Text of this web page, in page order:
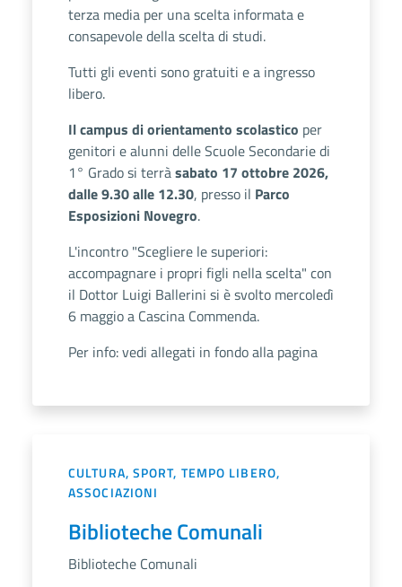
terza media per una scelta informata e
consapevole della scelta di studi.
Tutti gli eventi sono gratuiti e a ingresso
libero.
Il campus di orientamento scolastico per
genitori e alunni delle Scuole Secondarie di
1° Grado si terràsabato 17 ottobre 2026,
dalle 9.30 alle 12.30, presso il Parco
Esposizioni Novegro.
L'incontro "Scegliere le superiori:
accompagnare i propri figli nella scelta" con
il Dottor Luigi Ballerini si è svolto mercoledì
6 maggio a Cascina Commenda.
Per info: vedi allegati in fondo alla pagina
CULTURA, SPORT, TEMPO LIBERO,
ASSOCIAZIONI
Biblioteche Comunali
Biblioteche Comunali